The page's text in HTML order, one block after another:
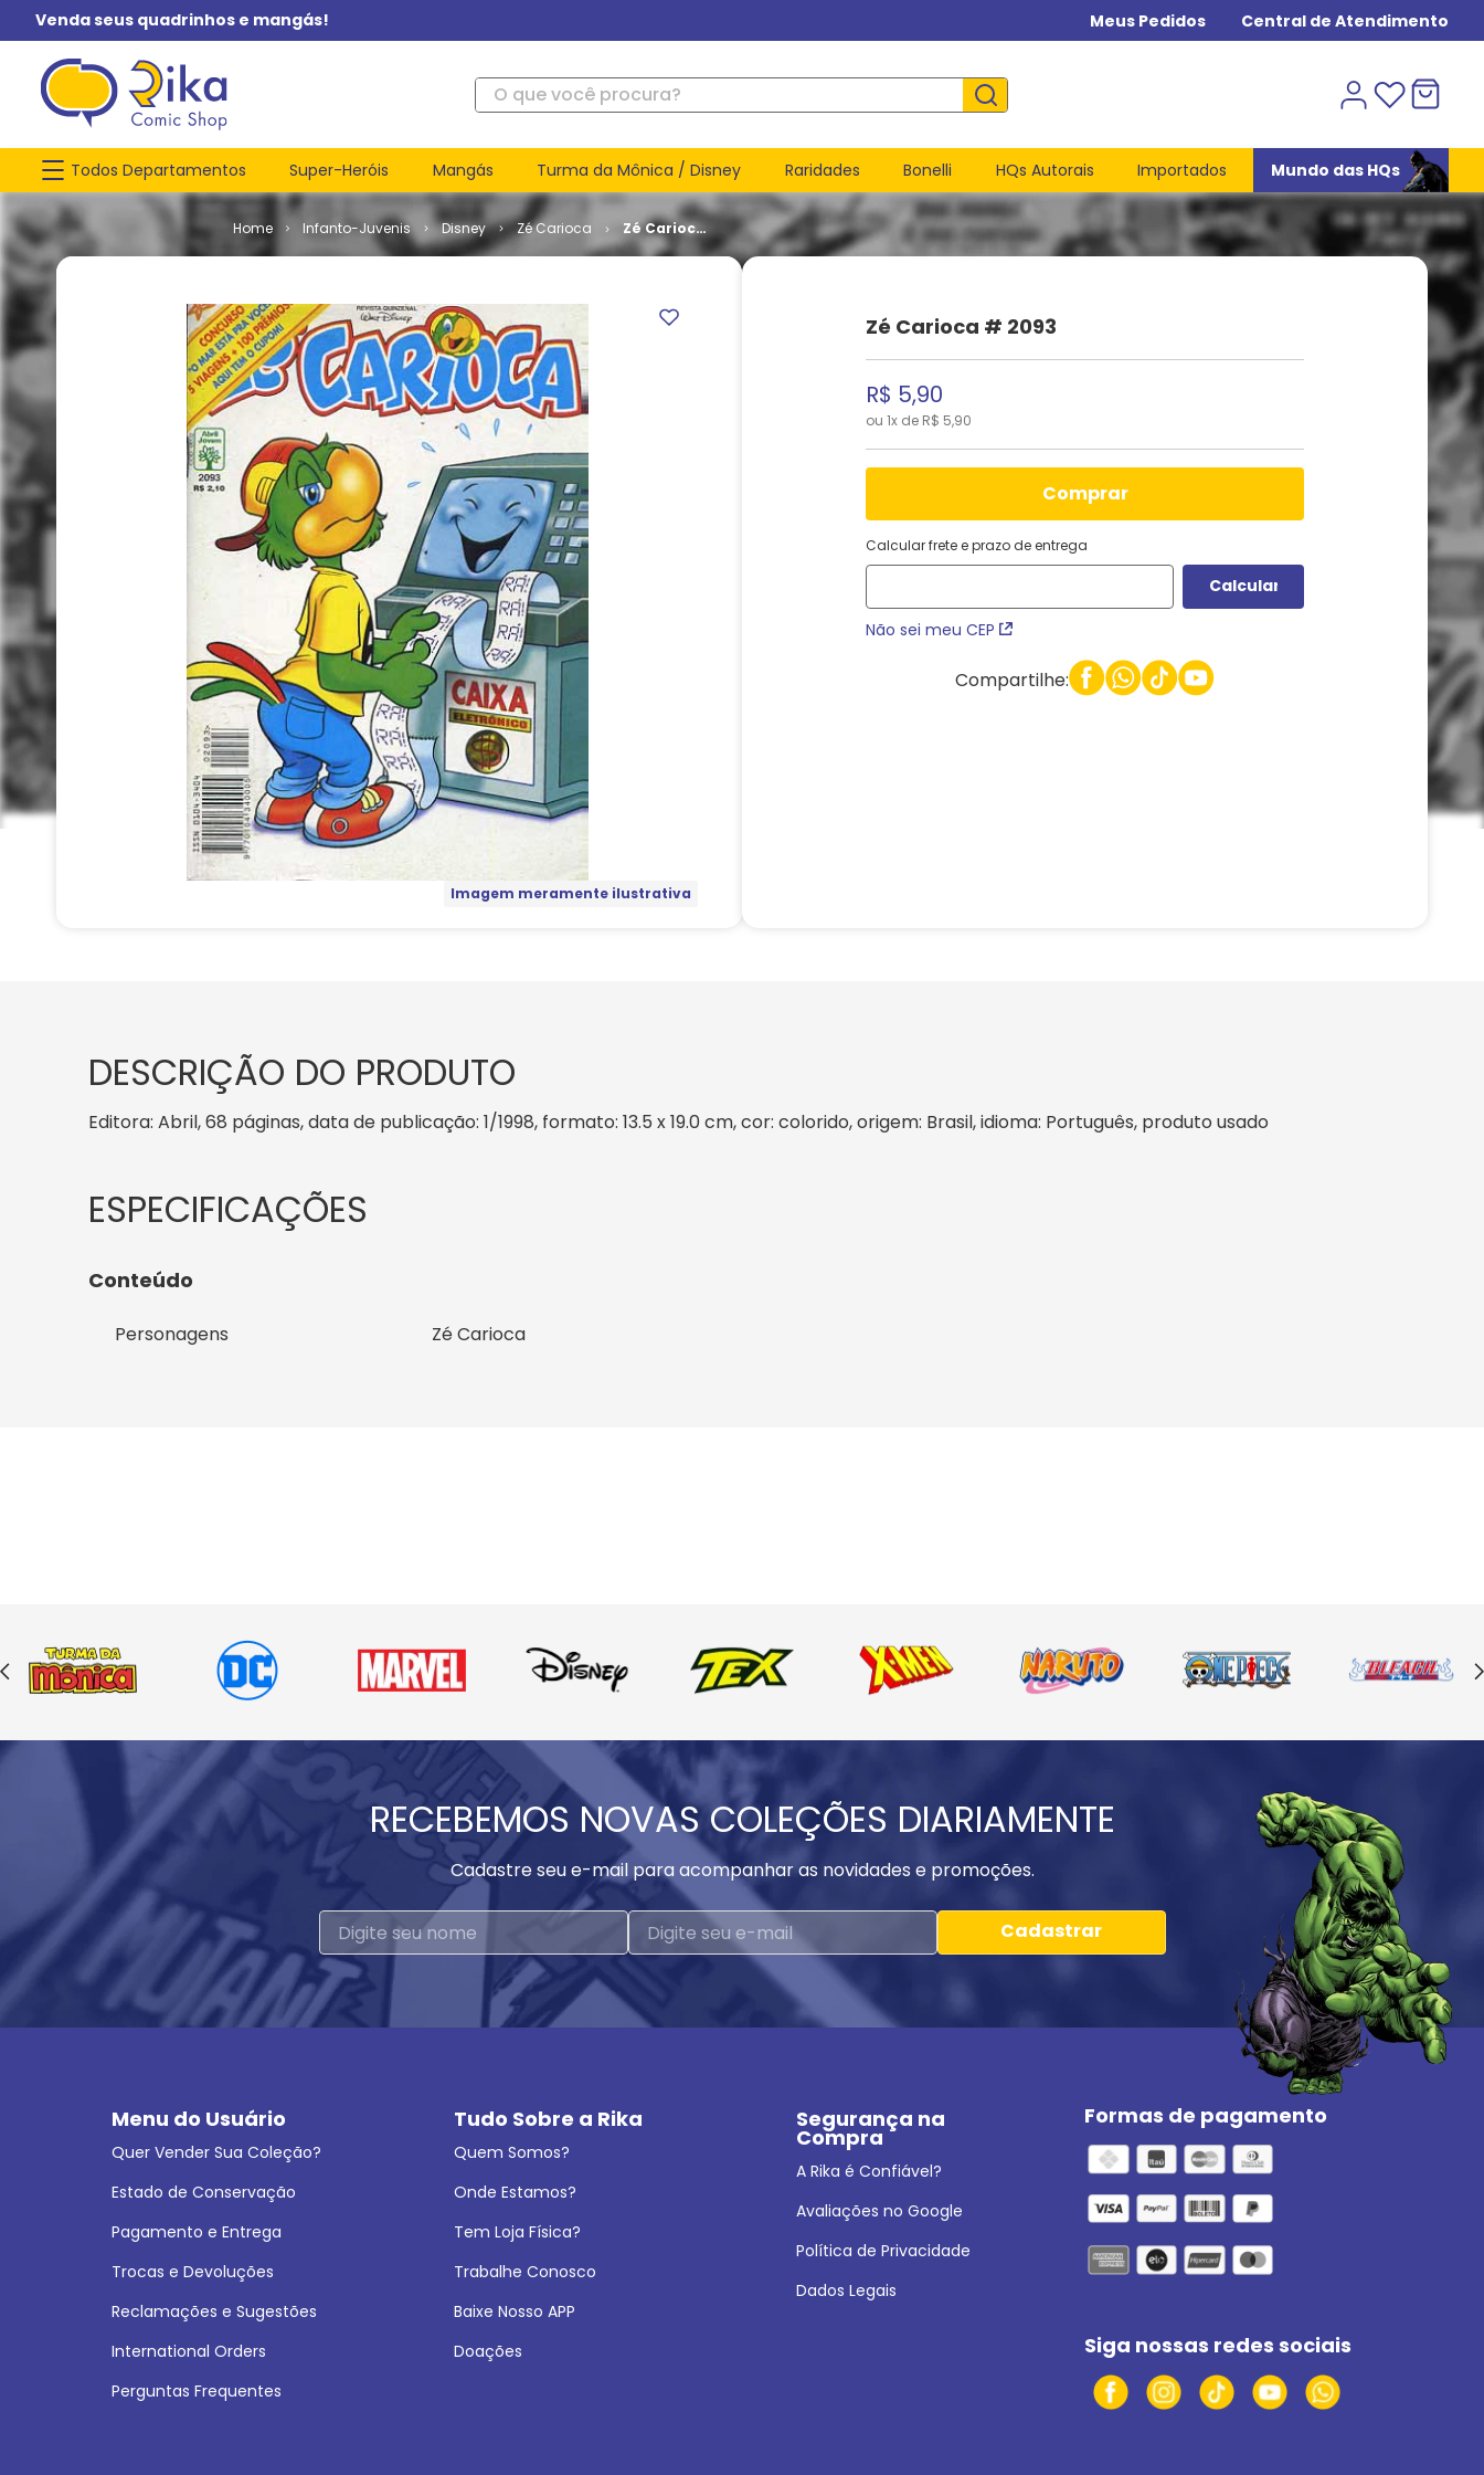
Venda seus quadrinhos e mangás! Meus Pedidos Central de Atendimento
O que você procura?
Todos Departamentos Super-Heróis Mangás Turma da Mônica / Disney Raridades Bonelli HQs Autorais Importados Mundo das HQs
Infanto-Juvenis Disney Zé Carioca
Zé Carioca
# 2093
Imagem meramente ilustrativa
Zé Carioca # 2093
R$ 5,90
ou 1x de R$ 5,90
comprar
Calcular frete e prazo de entrega
Não sei meu CEP
Compartilhe:
DESCRIÇÃO DO PRODUTO
Editora: Abril, 68 páginas, data de publicação: 1/1998, formato: 13.5 x 19.0 cm, cor: colorido, origem: Brasil, idioma: Português, produto usado
Conteúdo
Personagens Zé Carioca
RECEBEMOS NOVAS COLEÇÕES DIARIAMENTE
Cadastre seu e-mail para acompanhar as novidades e promoções.
Cadastrar
Menu do Usuário
Quer Vender Sua Coleção?
Estado de Conservação
Pagamento e Entrega
Trocas e Devoluções
Reclamações e Sugestões
International Orders
Perguntas Frequentes
Tudo Sobre a Rika
Quem Somos?
Onde Estamos?
Tem Loja Física?
Trabalhe Conosco
Baixe Nosso APP
Doações
Segurança na
Compra
A Rika é Confiável?
Avaliações no Google
Política de Privacidade
Dados Legais
Formas de pagamento
Siga nossas redes sociais